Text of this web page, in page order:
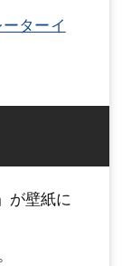
ターイ
が壁紙に